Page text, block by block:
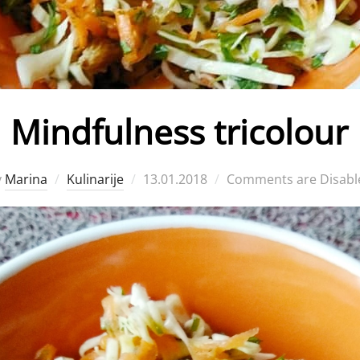
Mindfulness tricolour
Marina Kulinarije
Posted
13.01.2018 Comments are